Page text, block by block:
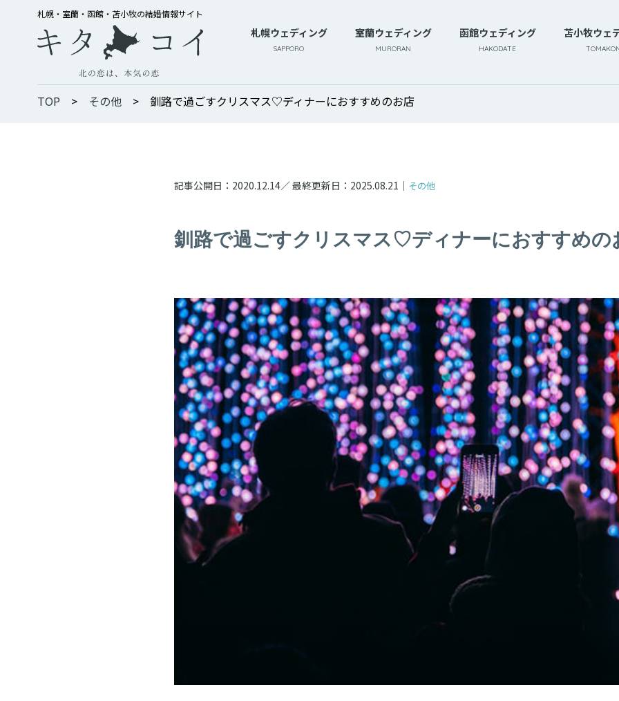
札幌・室蘭・函館・苫小牧の結婚情報サイト
札幌ウェディング
SAPPORO
室蘭ウェディング
MURORAN
函館ウェディング
HAKODATE
苫小牧ウェ
TOP > その他> 釧路で過ごすクリスマス♡ディナーにおすすめのお店
記事公開日： 2020.12.14／ 最終更新日： 2025.08.21 ｜ その他
釧路で過ごすクリスマス♡ディナーにおすすめの